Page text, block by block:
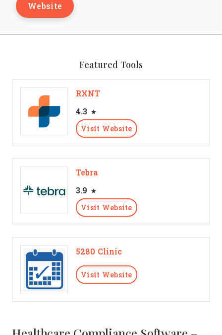
Website
Featured Tools
RXNT
4.3
Visit Website
Tebra
3.9
Visit Website
5280 Clinic
Visit Website